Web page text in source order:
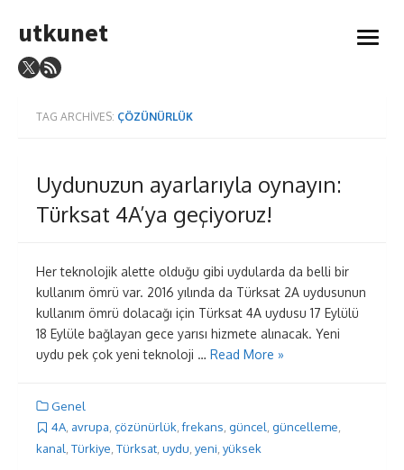
to
utkunet
open
TAG ARCHIVES: ÇÖZÜNÜRLÜK
Uydunuzun ayarlarıyla oynayın:
Türksat 4A’ya geçiyoruz!
Her teknolojik alette olduğu gibi uydularda da belli bir
kullanım ömrü var. 2016 yılında da Türksat 2A uydusunun
kullanım ömrü dolacağı için Türksat 4A uydusu 17 Eylülü
18 Eylüle bağlayan gece yarısı hizmete alınacak. Yeni
uydu pek çok yeni teknoloji … Read More »
Genel
4A, avrupa, çözünürlük,frekans, güncel, güncelleme,
kanal Türkiye Türksat uydu yeni yüksek